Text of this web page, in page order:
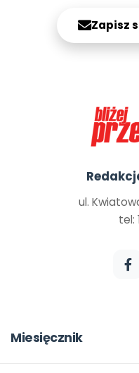
Zapisz
ul.
tel:
Miesięcznik